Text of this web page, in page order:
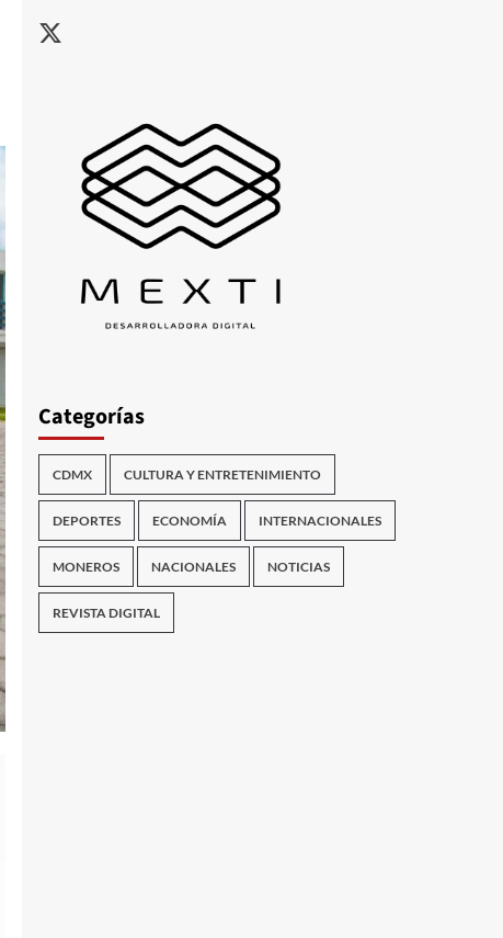
X
Categorías
CDMX CULTURA Y ENTRETENIMIENTO
DEPORTES ECONOMÍA INTERNACIONALES
MONEROS NACIONALES NOTICIAS
REVISTA DIGITAL